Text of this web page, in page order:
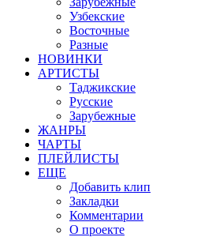
Узбекские
Восточные
Разные
НОВИНКИ
АРТИСТЫ
Таджикские
Русские
Зарубежные
ЖАНРЫ
ЧАРТЫ
ПЛЕЙЛИСТЫ
ЕЩЕ
Добавить клип
Закладки
Комментарии
О проекте